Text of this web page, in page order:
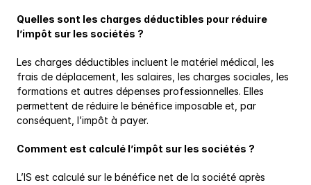
Quelles sont les charges déductibles pour réduire
l’impôt sur les sociétés ?
Les charges déductibles incluent le matériel médical, les
frais de déplacement, les salaires, les charges sociales, les
formations et autres dépenses professionnelles. Elles
permettent de réduire le bénéfice imposable et, par
conséquent, l’impôt à payer.
Comment est calculé l’impôt sur les sociétés ?
L’IS est calculé sur le bénéfice net de la société après